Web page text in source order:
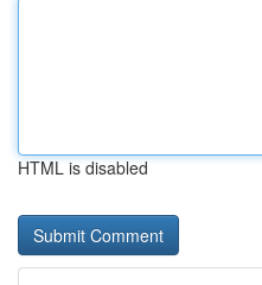
HTML is disabled